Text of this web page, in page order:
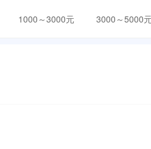
1000～3000元 3000～5000